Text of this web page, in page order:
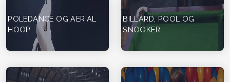
POLEDANCE OG AERIAL
HOOP
BILLARD, POOL OG
SNOOKER